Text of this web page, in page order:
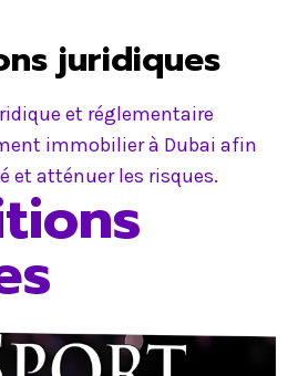
juridiques
et réglementaire
immobilier à Dubai afin
et atténuer les risques.